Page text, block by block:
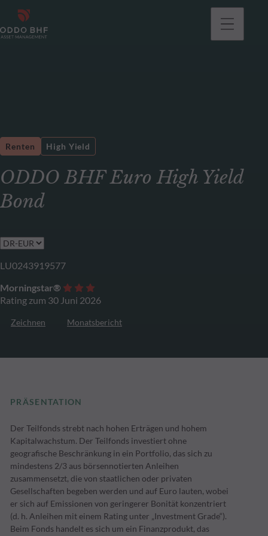
ODDO BHF Euro High Yield
Bond
Renten High Yield
LU0243919577
Morningstar®
Rating zum 30 Juni 2026
Zeichnen Monatsbericht
PRÄSENTATION
Der Teilfonds strebt nach hohen Erträgen und hohem
Kapitalwachstum. Der Teilfonds investiert ohne
geografische Beschränkung in ein Portfolio, das sich zu
mindestens 2/3 aus börsennotierten Anleihen
zusammensetzt, die von staatlichen oder privaten
Gesellschaften begeben werden und auf Euro lauten, wobei
er sich auf Emissionen von geringerer Bonität konzentriert
(d. h. Anleihen mit einem Rating unter „Investment Grade“).
Beim Fonds handelt es sich um ein Finanzprodukt, das